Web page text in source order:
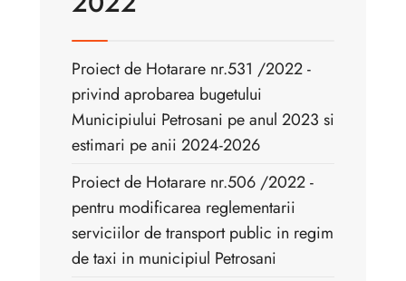
Proiect de Hotarare nr.531 /2022 -
privind aprobarea bugetului
Municipiului Petrosani pe anul 2023 si
estimari pe anii 2024-2026
Proiect de Hotarare nr.506 /2022 -
pentru modificarea reglementarii
serviciilor de transport public in regim
de taxi in municipiul Petrosani